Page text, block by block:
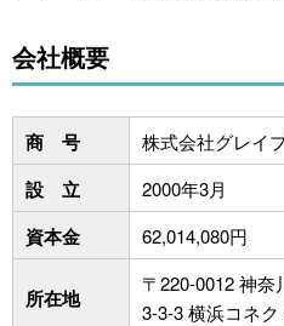
会社概要
商 号 株式会社グレイ
設 立 2000年3月
資本金 62,014,080円
所在地
〒220-0012 神
3-3-3 横浜コネ